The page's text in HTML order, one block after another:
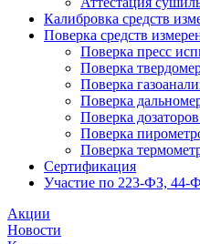
Калибровка средств
Поверка средств
Поверка пресс
Поверка
Поверка
Поверка
Поверка
Поверка
Поверка
Сертификация
Участие по 223-ФЗ, 44-
Акции
Новости